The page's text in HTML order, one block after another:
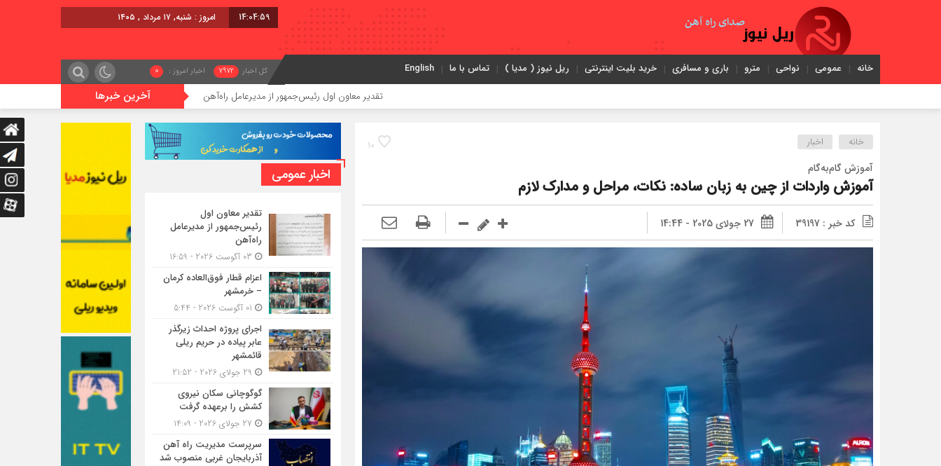
14:05:01 امروز : شنبه, ۱۷ مرداد , ۱۴۰۵
خانه عمومی نواحی مترو باری و مسافری خرید بلیت اینترنتی ریل نیوز ( مدیا ) تماس با ما English کل اخبار 7972 اخبار امروز : 0
آخرین خبرها تقدیر معاون اول رئیس‌جمهور از مدیرعامل راه‌آهن اعزام قطار فوق‌العاده کرمان – خرمشهر
10 خانه اخبار
آموزش گام‌به‌گام
آموزش واردات از چین به زبان ساده: نکات، مراحل و مدارک لازم
کد خبر : 39197 27 جولای 2025 - 14:44
اخبار عمومی
تقدیر معاون اول
رئیس‌جمهور از مدیرعامل
راه‌آهن
اعزام قطار فوق‌العاده کرمان
– خرمشهر
اجرای پروژه احداث زیرگذر
عابر پیاده در حریم ریلی
قائمشهر
گوگوچانی سکان نیروی
کشش را برعهده گرفت
سرپرست مدیریت راه آهن
آذربایجان غربی منصوب شد